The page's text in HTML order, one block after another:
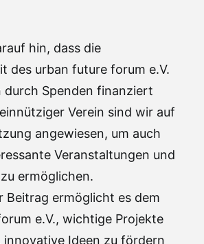
hin, dass die
des urban future forum e.V.
durch Spenden finanziert
Verein sind wir auf
angewiesen, um auch
Veranstaltungen und
ermöglichen.
Beitrag ermöglicht es dem
e.V., wichtige Projekte
innovative Ideen zu fördern